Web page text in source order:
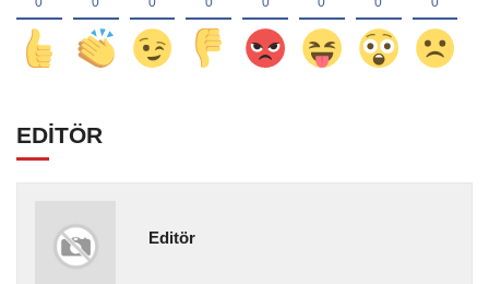
EDİTÖR
Editör